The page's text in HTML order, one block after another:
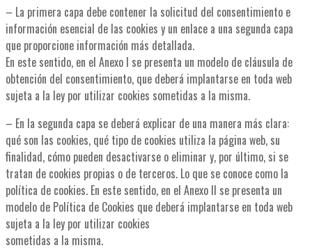
– La primera capa debe contener la solicitud del consentimiento e
información esencial de las cookies y un enlace a una segunda capa
que proporcione información más detallada.
En este sentido, en el Anexo I se presenta un modelo de cláusula de
obtención del consentimiento, que deberá implantarse en toda web
sujeta a la ley por utilizar cookies sometidas a la misma.
– En la segunda capa se deberá explicar de una manera más clara:
qué son las cookies, qué tipo de cookies utiliza la página web, su
finalidad, cómo pueden desactivarse o eliminar y, por último, si se
tratan de cookies propias o de terceros. Lo que se conoce como la
política de cookies. En este sentido, en el Anexo II se presenta un
modelo de Política de Cookies que deberá implantarse en toda web
sujeta a la ley por utilizar cookies
sometidas a la misma.